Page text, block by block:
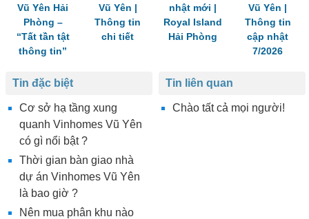
Vũ Yên Hải
Phòng –
“Tất tần tật
thông tin”
Vũ Yên |
Thông tin
chi tiết
nhật mới |
Royal Island
Hải Phòng
Vũ Yên |
Thông tin
cập nhật
7/2026
Tin liên quan
Chào tất cả mọi người!
Tin đặc biệt
Cơ sở hạ tầng xung
quanh Vinhomes Vũ Yên
có gì nổi bật ?
Thời gian bàn giao nhà
dự án Vinhomes Vũ Yên
là bao giờ ?
Nên mua phân khu nào